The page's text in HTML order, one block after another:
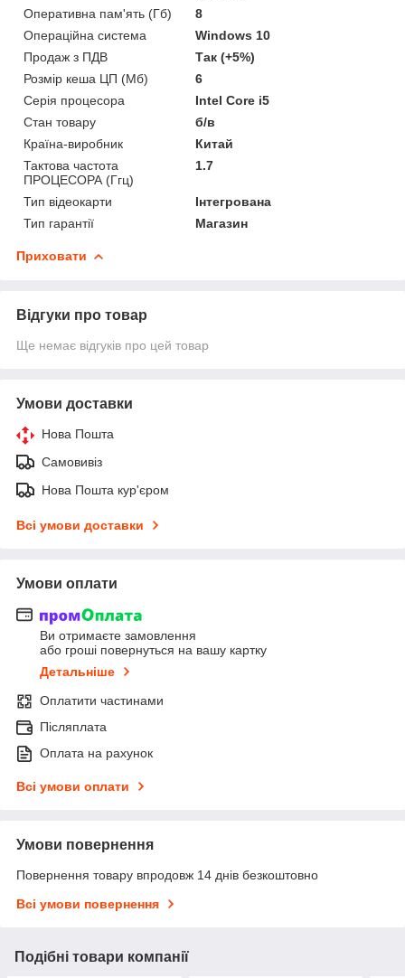
Оперативна пам'ять (Гб)
8
Операційна система
Windows 10
Продаж з ПДВ
Так (+5%)
Розмір кеша ЦП (Мб)
6
Серія процесора
Intel Core i5
Стан товару
б/в
Країна-виробник
Китай
Тактова частота
ПРОЦЕСОРА (Ггц)
1.7
Тип відеокарти
Інтегрована
Тип гарантії
Магазин
Приховати
Відгуки про товар
Ще немає відгуків про цей товар
Умови доставки
Нова Пошта
Самовивіз
Нова Пошта кур'єром
Всі умови доставки
Умови оплати
Ви отримаєте замовлення
або гроші повернуться на вашу картку
Детальніше
Оплатити частинами
Післяплата
Оплата на рахунок
Всі умови оплати
Умови повернення
Повернення товару впродовж 14 днів безкоштовно
Всі умови повернення
Подібні товари компанії